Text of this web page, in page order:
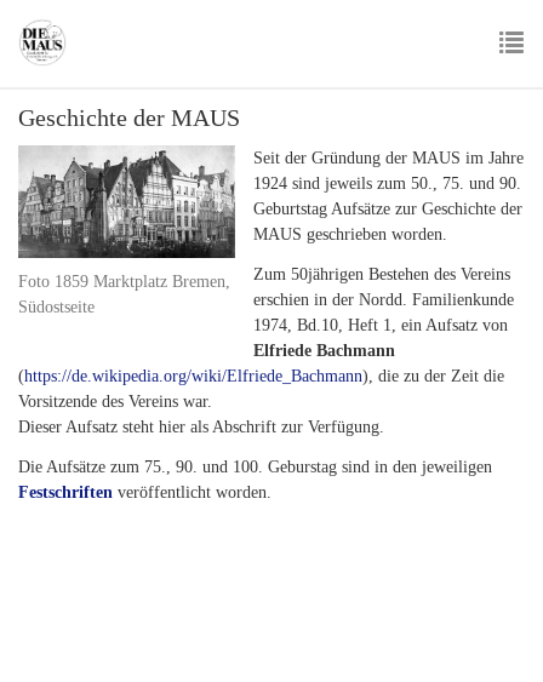
main
Geschichte der MAUS
Foto 1859 Marktplatz Bremen,
Südostseite
Seit der Gründung der MAUS im Jahre
1924 sind jeweils zum 50., 75. und 90.
Geburtstag Aufsätze zur Geschichte der
MAUS geschrieben worden.
Zum 50jährigen Bestehen des Vereins
erschien in der Nordd. Familienkunde
1974, Bd.10, Heft 1, ein Aufsatz von
Elfriede Bachmann
(https://de.wikipedia.org/wiki/Elfriede_Bachmann), die zu der Zeit die
Vorsitzende des Vereins war.
Dieser Aufsatz steht hier als Abschrift zur Verfügung.
Die Aufsätze zum 75., 90. und 100. Geburstag sind in den jeweiligen
Festschriften veröffentlicht worden.